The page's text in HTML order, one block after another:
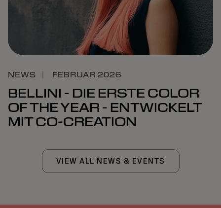
NEWS FEBRUAR 2026
BELLINI - DIE ERSTE COLOR
OF THE YEAR - ENTWICKELT
MIT CO-CREATION
VIEW ALL NEWS & EVENTS